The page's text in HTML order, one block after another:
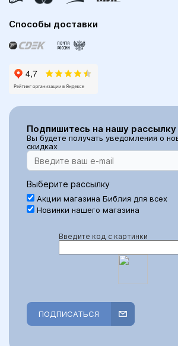
Способы доставки
Подпишитесь на нашу рассылку
Вы будете получать уведомления о
скидках
Выберите рассылку
Акции магазина Библия для всех
Новинки нашего магазина
Введите код с картинки
ПОДПИСАТЬСЯ